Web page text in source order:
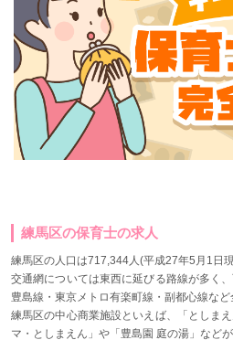
練馬区の保育士の求人
練馬区の人口は717,344人(平成27年5月1日
交通網については東西に延びる路線が多く
豊島線・東京メトロ有楽町線・副都心線など
練馬区の中心商業施設といえば、「としま
マ・としまえん」や「豊島園 庭の湯」などが